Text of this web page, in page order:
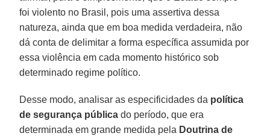
foi violento no Brasil, pois uma assertiva dessa
natureza, ainda que em boa medida verdadeira, não
dá conta de delimitar a forma específica assumida por
essa violência em cada momento histórico sob
determinado regime político.
Desse modo, analisar as especificidades da política
de segurança pública do período, que era
determinada em grande medida pela Doutrina de